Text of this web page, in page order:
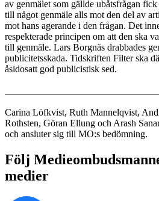
av genmälet som gällde ubåtsfrågan
till något genmäle alls mot den del av
mot hans agerande i den frågan. Det
respekterade principen om att den ska
till genmäle. Lars Borgnäs drabbades
publicitetsskada. Tidskriften Filter ska
åsidosatt god publicistisk sed.
Carina Löfkvist, Ruth Mannelqvist,
Rothsten, Göran Ellung och Arash
och ansluter sig till MO:s bedömning.
Följ
medier